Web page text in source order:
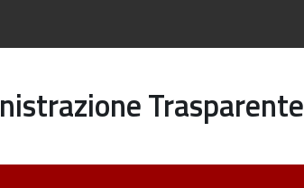
Trasparente